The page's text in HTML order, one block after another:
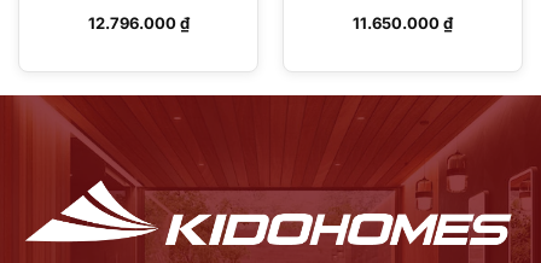
12.796.000₫
11.650.000₫